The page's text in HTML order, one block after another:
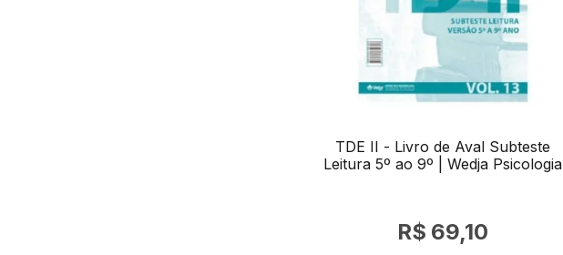
TDE II - Livro de Aval Subteste
Leitura 5º ao 9º | Wedja Psicologia
69,10